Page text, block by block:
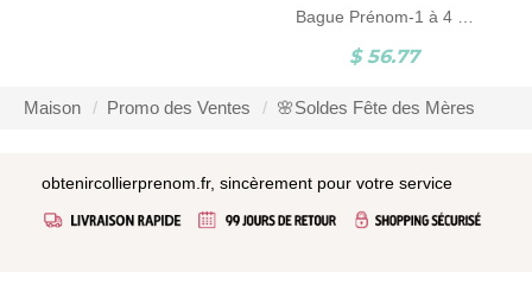
$ 56.77
Maison Promo des Ventes 🌸Soldes Fête des Mères
obtenircollierprenom.fr, sincèrement pour votre service